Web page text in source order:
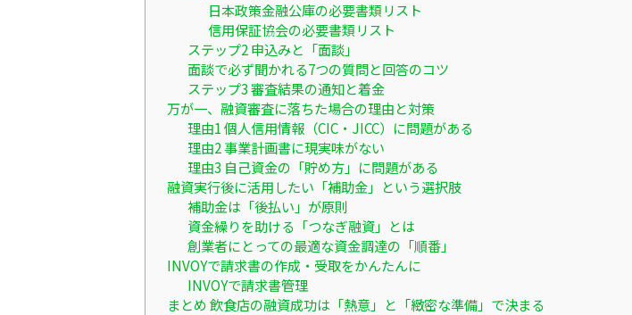
日本政策金融公庫の必要書類リスト
信用保証協会の必要書類リスト
ステップ2 申込みと「面談」
面談で必ず聞かれる7つの質問と回答のコツ
ステップ3 審査結果の通知と着金
万が一、融資審査に落ちた場合の理由と対策
理由1 個人信用情報（CIC・JICC）に問題がある
理由2 事業計画書に現実味がない
理由3 自己資金の「貯め方」に問題がある
融資実行後に活用したい「補助金」という選択肢
補助金は「後払い」が原則
資金繰りを助ける「つなぎ融資」とは
創業者にとっての最適な資金調達の「順番」
INVOYで請求書の作成・受取をかんたんに
INVOYで請求書管理
まとめ 飲食店の融資成功は「熱意」と「緻密な準備」で決まる